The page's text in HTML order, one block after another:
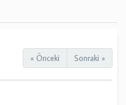
« Önceki Sonraki »